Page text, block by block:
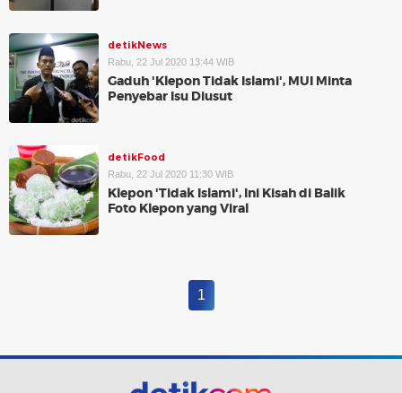
detikNews
Rabu, 22 Jul 2020 13:44 WIB
Gaduh 'Klepon Tidak Islami', MUI Minta
Penyebar Isu Diusut
detikFood
Rabu, 22 Jul 2020 11:30 WIB
Klepon 'Tidak Islami', Ini Kisah di Balik
Foto Klepon yang Viral
1